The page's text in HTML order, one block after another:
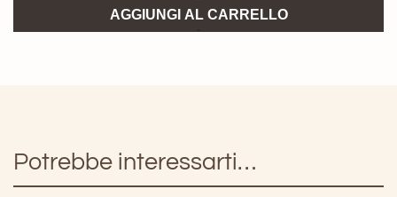
in
AGGIUNGI AL CARRELLO
Potrebbe interessarti…